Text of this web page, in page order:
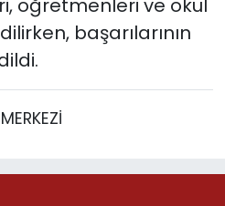
öğretmenleri ve okul
başarılarının